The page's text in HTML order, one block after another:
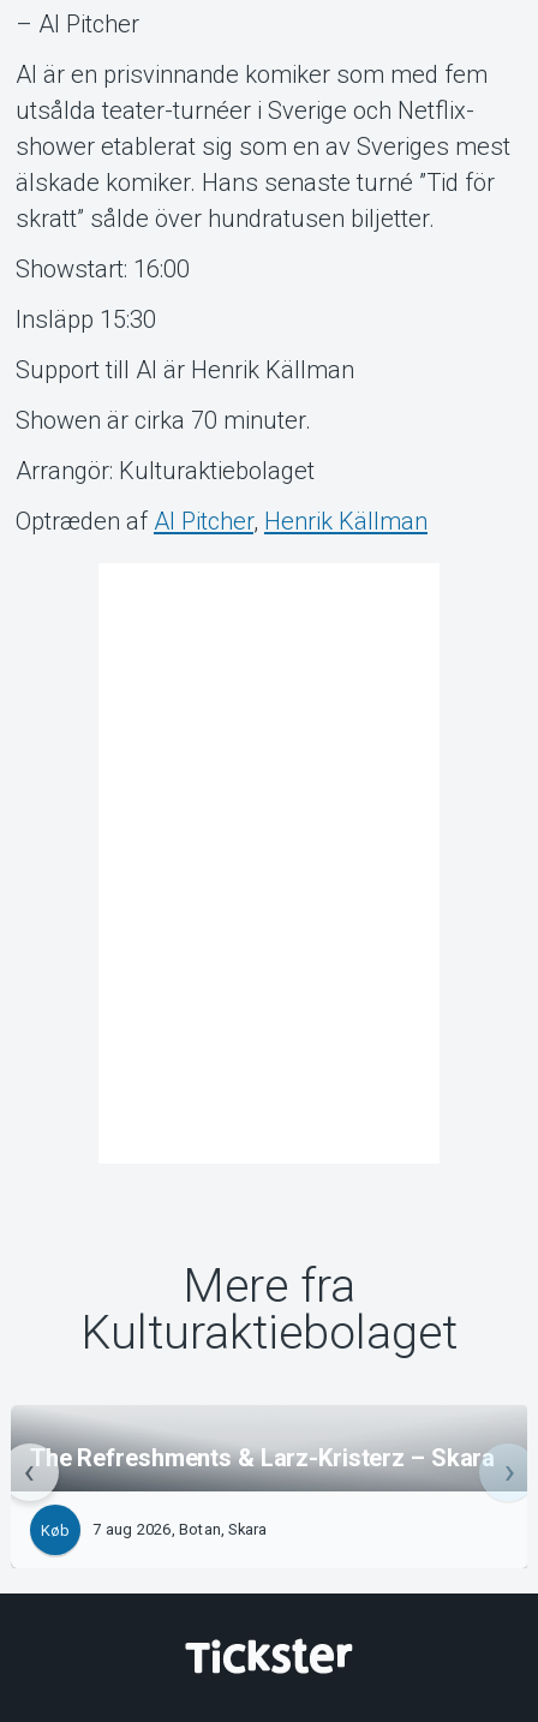
– Al Pitcher
Al är en prisvinnande komiker som med fem
utsålda teater-turnéer i Sverige och Netflix-
shower etablerat sig som en av Sveriges mest
älskade komiker. Hans senaste turné ”Tid för
skratt” sålde över hundratusen biljetter.
Showstart: 16:00
Insläpp 15:30
Support till Al är Henrik Källman
Showen är cirka 70 minuter.
Arrangör: Kulturaktiebolaget
Optræden af Al Pitcher, Henrik Källman
Mere fra
Kulturaktiebolaget
The Refreshments & Larz-Kristerz – Skara
Køb 7 aug 2026, Botan, Skara